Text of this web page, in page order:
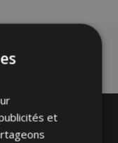
et